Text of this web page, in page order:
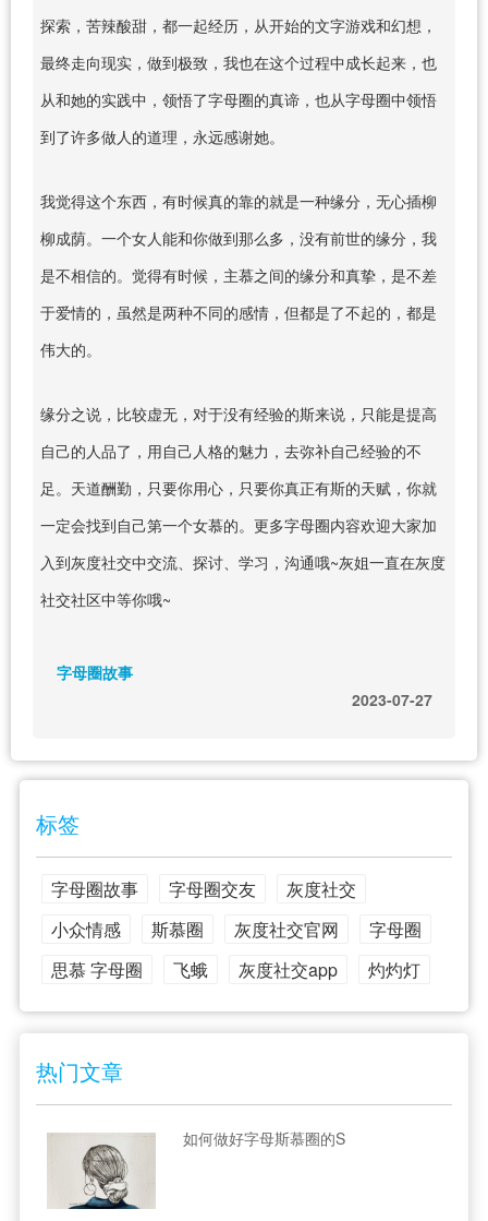
探索，苦辣酸甜，都一起经历，从开始的文字游戏和幻想，
最终走向现实，做到极致，我也在这个过程中成长起来，也
从和她的实践中，领悟了字母圈的真谛，也从字母圈中领悟
到了许多做人的道理，永远感谢她。
我觉得这个东西，有时候真的靠的就是一种缘分，无心插柳
柳成荫。一个女人能和你做到那么多，没有前世的缘分，我
是不相信的。觉得有时候，主慕之间的缘分和真挚，是不差
于爱情的，虽然是两种不同的感情，但都是了不起的，都是
伟大的。
缘分之说，比较虚无，对于没有经验的斯来说，只能是提高
自己的人品了，用自己人格的魅力，去弥补自己经验的不
足。天道酬勤，只要你用心，只要你真正有斯的天赋，你就
一定会找到自己第一个女慕的。更多字母圈内容欢迎大家加
入到灰度社交中交流、探讨、学习，沟通哦~灰姐一直在灰度
社交社区中等你哦~
字母圈故事
2023-07-27
标签
字母圈故事 字母圈交友
灰度社交
小众情感
斯慕圈 灰度社交官网
字母圈
思慕 字母圈
飞蛾 灰度社交app 灼灼灯
热门文章
如何做好字母斯慕圈的S